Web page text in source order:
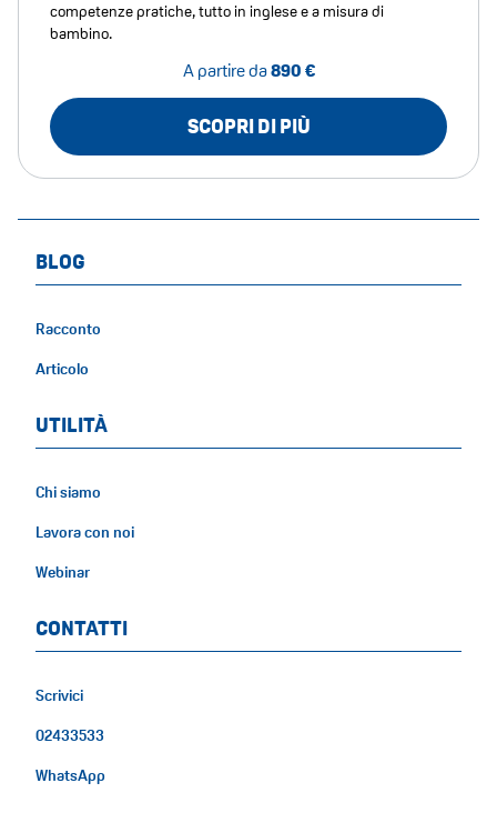
competenze pratiche, tutto in inglese e a misura di
bambino.
A partire da890 €
SCOPRI DI PIÙ
BLOG
Racconto
Articolo
UTILITÀ
Chi siamo
Lavora con noi
Webinar
CONTATTI
Scrivici
02433533
WhatsApp